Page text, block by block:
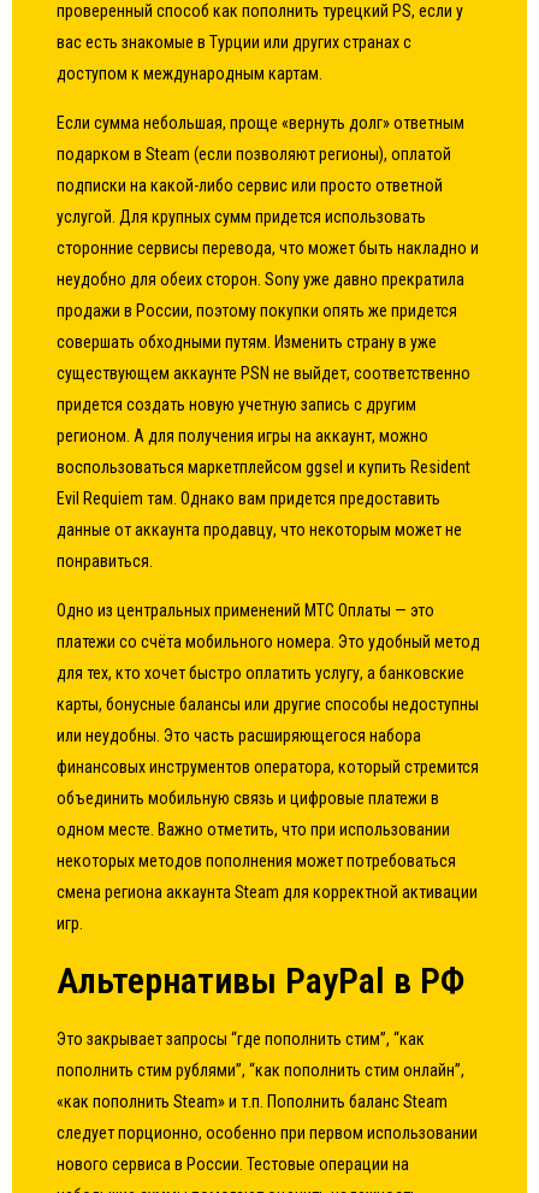
проверенный способ как пополнить турецкий PS, если у
вас есть знакомые в Турции или других странах с
доступом к международным картам.
Если сумма небольшая, проще «вернуть долг» ответным
подарком в Steam (если позволяют регионы), оплатой
подписки на какой-либо сервис или просто ответной
услугой. Для крупных сумм придется использовать
сторонние сервисы перевода, что может быть накладно и
неудобно для обеих сторон. Sony уже давно прекратила
продажи в России, поэтому покупки опять же придется
совершать обходными путям. Изменить страну в уже
существующем аккаунте PSN не выйдет, соответственно
придется создать новую учетную запись с другим
регионом. А для получения игры на аккаунт, можно
воспользоваться маркетплейсом ggsel и купить Resident
Evil Requiem там. Однако вам придется предоставить
данные от аккаунта продавцу, что некоторым может не
понравиться.
Одно из центральных применений МТС Оплаты — это
платежи со счёта мобильного номера. Это удобный метод
для тех, кто хочет быстро оплатить услугу, а банковские
карты, бонусные балансы или другие способы недоступны
или неудобны. Это часть расширяющегося набора
финансовых инструментов оператора, который стремится
объединить мобильную связь и цифровые платежи в
одном месте. Важно отметить, что при использовании
некоторых методов пополнения может потребоваться
смена региона аккаунта Steam для корректной активации
игр.
Альтернативы PayPal в РФ
Это закрывает запросы “где пополнить стим”, “как
пополнить стим рублями”, “как пополнить стим онлайн”,
«как пополнить Steam» и т.п. Пополнить баланс Steam
следует порционно, особенно при первом использовании
нового сервиса в России. Тестовые операции на